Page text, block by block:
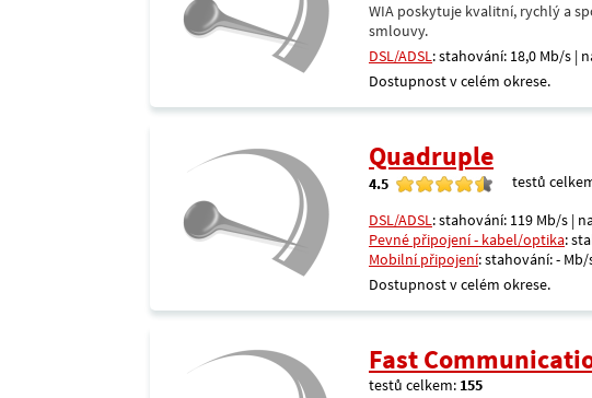
WIA poskytuje kvalitní, rychlý a
smlouvy.
DSL/ADSL: stahování: 18,0 Mb/s |
Dostupnost v celém okrese.
Quadruple
4.5 testů
DSL/ADSL: stahování: 119 Mb/s |
Pevné připojení - kabel/optika:
Mobilní připojení: stahování: -
Dostupnost v celém okrese.
Fast
testů celkem: 155